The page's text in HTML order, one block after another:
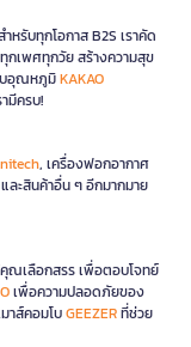
รับทุกโอกาส B2S เราคัด
กเพศทุกวัย สร้างความสุข
บอุณหภูมิKAKAO
ามีครบ!
, เครื่องฟอกอากาศ
และสินค้าอื่น ๆ อีกมากมาย
ณเลือกสรร เพื่อตอบโจทย์
เพื่อความปลอดภัยของ
าส์คอมโบGEEZERที่ช่วย